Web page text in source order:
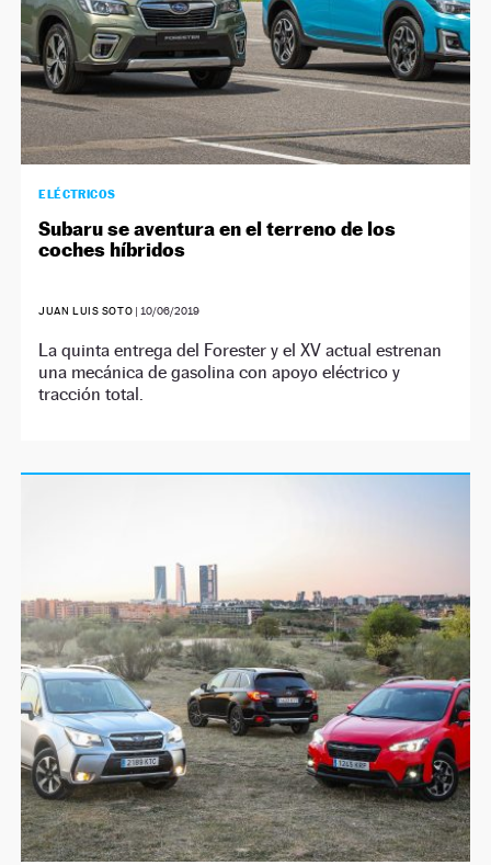
ELÉCTRICOS
Subaru se aventura en el terreno de los
coches híbridos
JUAN LUIS SOTO | 10/06/2019
La quinta entrega del Forester y el XV actual estrenan
una mecánica de gasolina con apoyo eléctrico y
tracción total.